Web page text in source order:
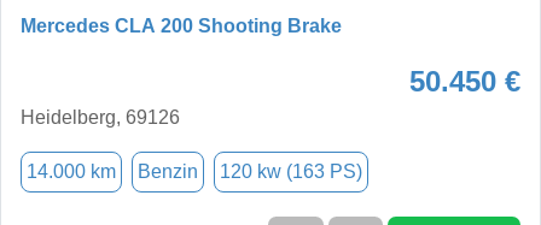
Mercedes CLA 200 Shooting Brake
50.450 €
Heidelberg, 69126
14.000 km Benzin 120 kw (163 PS)